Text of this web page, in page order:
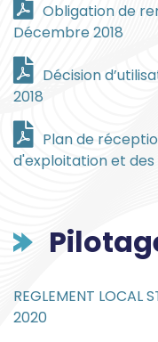
Obligation de
Décembre 2018
Décision
2018
Plan de
d'exploitation et des
REGLEMENT LOCAL
2020